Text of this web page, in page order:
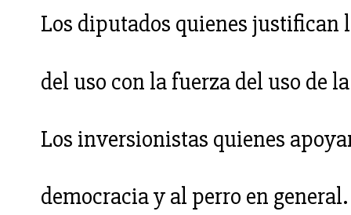
Los diputados quienes justifican
del uso con la fuerza del uso de
Los inversionistas quienes
democracia y al perro en general.